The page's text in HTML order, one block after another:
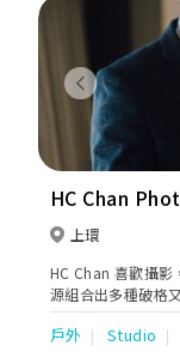
Previous
HC Chan
上環
HC Chan 喜歡攝影
源組合出多種破格
moment，為每位
和美感和諧地展現
戶外 Studio